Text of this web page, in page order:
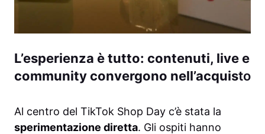
L’esperienza è tutto: contenuti, live e
community convergono nell’acquisto
Al centro del TikTok Shop Day c’è stata la
sperimentazione diretta. Gli ospiti hanno